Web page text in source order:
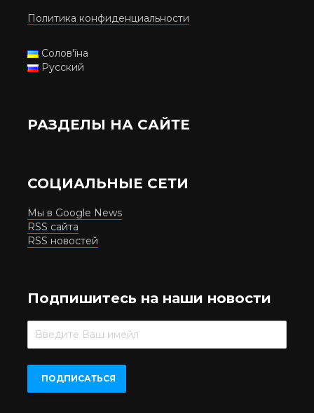
Политика конфиденциальности
Солов'їна
Русский
РАЗДЕЛЫ НА САЙТЕ
СОЦИАЛЬНЫЕ СЕТИ
Мы в Google News
RSS сайта
RSS новостей
Подпишитесь на наши новости